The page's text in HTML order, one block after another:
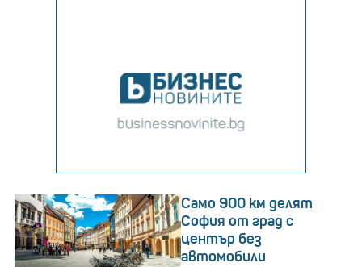
Само 900 км делят
София от град с
център без
автомобили